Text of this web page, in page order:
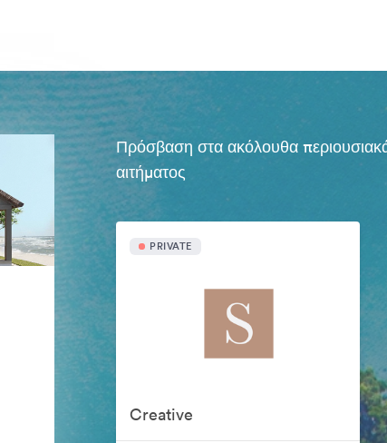
Πρόσβαση στα ακόλουθα περιουσιακά
αιτήματος
PRIVATE
Creative